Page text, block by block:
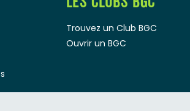
Trouvez un Club BGC
Ouvrir un BGC